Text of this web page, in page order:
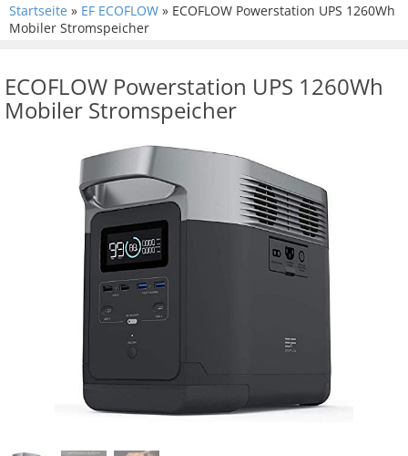
Startseite » EF ECOFLOW » ECOFLOW Powerstation UPS 1260Wh
Mobiler Stromspeicher
ECOFLOW Powerstation UPS 1260Wh
Mobiler Stromspeicher